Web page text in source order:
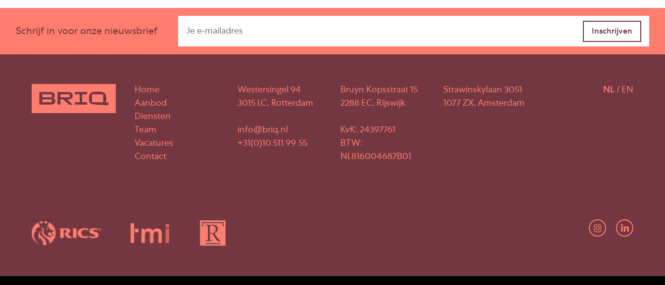
Schrijf in voor onze nieuwsbrief
Home
Aanbod
Diensten
Team
Vacatures
Contact
Westersingel 94
3015 LC, Rotterdam
info@briq.nl
+31(0)10 511 99 55
Bruyn Kopsstraat 15
2288 EC, Rijswijk
KvK: 24397761
BTW:
NL816004687B01
Strawinskylaan 3051
1077 ZX, Amsterdam
NL EN